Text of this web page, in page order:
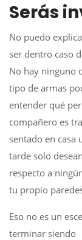
Serás
No puedo
ser dentro caso
No hay ninguno
tipo de armas
entender qué
compañero es
sentado en casa
tarde solo
respecto a
tu propio
Eso no es un
terminar siendo